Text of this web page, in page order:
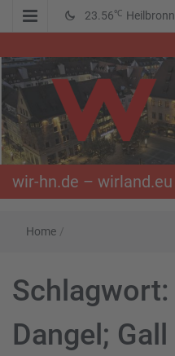
23.56℃ Heilbronn
wir-hn.de – wirland.eu
Home /
Schlagwort:
Dangel; Gall